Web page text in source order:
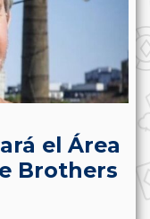
el Área
Brothers